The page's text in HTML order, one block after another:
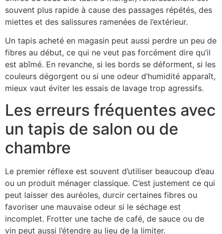
souvent plus rapide à cause des passages répétés, des
miettes et des salissures ramenées de l’extérieur.
Un tapis acheté en magasin peut aussi perdre un peu de
fibres au début, ce qui ne veut pas forcément dire qu’il
est abîmé. En revanche, si les bords se déforment, si les
couleurs dégorgent ou si une odeur d’humidité apparaît,
mieux vaut éviter les essais de lavage trop agressifs.
Les erreurs fréquentes avec
un tapis de salon ou de
chambre
Le premier réflexe est souvent d’utiliser beaucoup d’eau
ou un produit ménager classique. C’est justement ce qui
peut laisser des auréoles, durcir certaines fibres ou
favoriser une mauvaise odeur si le séchage est
incomplet. Frotter une tache de café, de sauce ou de
vin peut aussi l’étendre au lieu de la limiter.